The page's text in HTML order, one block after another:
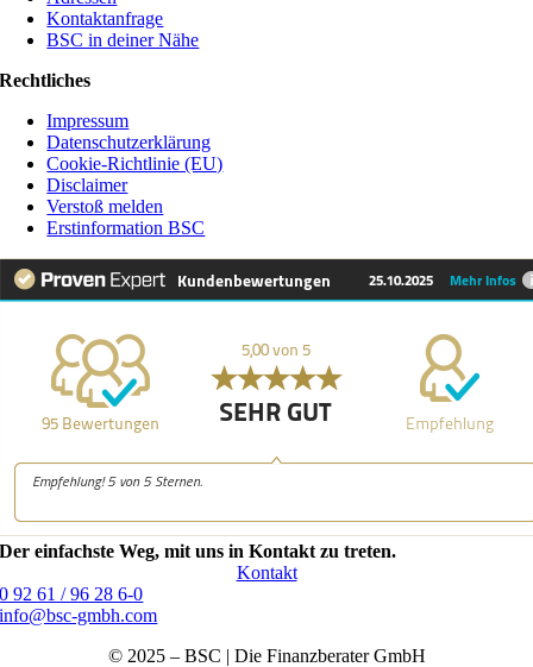
Kontaktanfrage
BSC in deiner Nähe
Rechtliches
Impressum
Datenschutzerklärung
Cookie-Richtlinie (EU)
Disclaimer
Verstoß melden
Erstinformation BSC
Der einfachste Weg, mit uns in Kontakt zu treten.
Kontakt
0 92 61 / 96 28 6-0
info@bsc-gmbh.com
© 2025 – BSC | Die Finanzberater GmbH